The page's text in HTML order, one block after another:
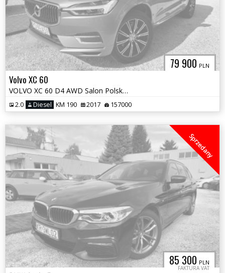
79 900 PLN
Volvo XC 60
VOLVO XC 60 D4 AWD Salon Polska Inscription
2.0 Diesel KM 190 2017 157000
85 300 PLN
FAKTURA VAT
Sprzedany